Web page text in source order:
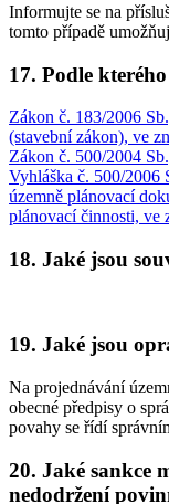
Informujte se na
tomto případě
17. Podle
Zákon č. 183/2006
(stavební zákon), ve
Zákon č. 500/2004
Vyhláška č. 500/2006
územně plánovací
plánovací činnosti, ve
18. Jaké jsou
19. Jaké jsou
Na projednávání
obecné předpisy o
povahy se řídí
20. Jaké sankce
nedodržení